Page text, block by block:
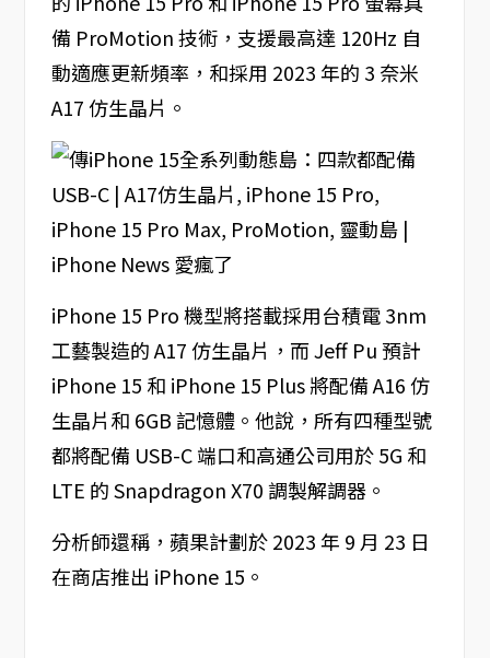
備 ProMotion 技術，支援最高達 120Hz 自
動適應更新頻率，和採用 2023 年的 3 奈米
A17 仿生晶片。
iPhone 15 Pro 機型將搭載採用台積電 3nm
工藝製造的 A17 仿生晶片，而 Jeff Pu 預計
iPhone 15 和 iPhone 15 Plus 將配備 A16 仿
生晶片和 6GB 記憶體。他說，所有四種型號
都將配備 USB-C 端口和高通公司用於 5G 和
LTE 的 Snapdragon X70 調製解調器。
分析師還稱，蘋果計劃於 2023 年 9 月 23 日
在商店推出 iPhone 15。